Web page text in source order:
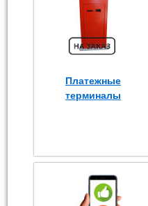
Платежные
терминалы